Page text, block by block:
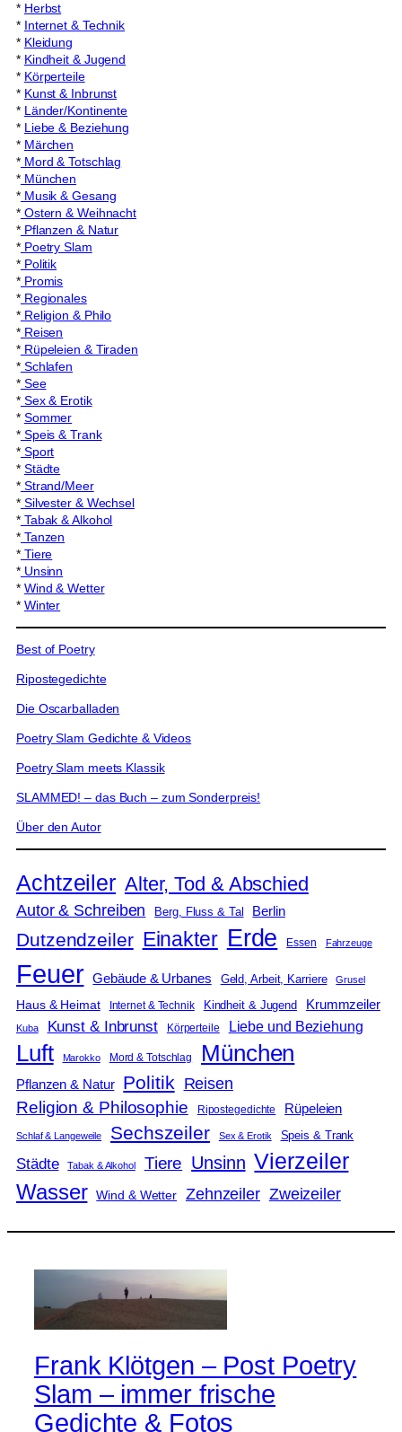
* Herbst
* Internet & Technik
* Kleidung
* Kindheit & Jugend
* Körperteile
* Kunst & Inbrunst
* Länder/Kontinente
* Liebe & Beziehung
* Märchen
*Mord & Totschlag
*München
*Musik & Gesang
*Ostern & Weihnacht
*Pflanzen & Natur
*Poetry Slam
*Politik
*Promis
*Regionales
*Religion & Philo
*Reisen
*Rüpeleien & Tiraden
*Schlafen
*See
*Sex & Erotik
* Sommer
*Speis & Trank
*Sport
* Städte
*Strand/Meer
*Silvester & Wechsel
*Tabak & Alkohol
*Tanzen
*Tiere
*Unsinn
* Wind & Wetter
* Winter
Best of Poetry
Ripostegedichte
Die Oscarballaden
Poetry Slam Gedichte & Videos
Poetry Slam meets Klassik
SLAMMED! – das Buch – zum Sonderpreis!
Über den Autor
Achtzeiler Alter, Tod & Abschied
Autor & Schreiben Berg, Fluss & Tal Berlin
Dutzendzeiler Einakter Erde Essen Fahrzeuge
Feuer Gebäude & Urbanes Geld, Arbeit, Karriere Grusel
Haus & Heimat Internet & Technik Kindheit & Jugend Krummzeiler
Kuba Kunst & Inbrunst Körperteile Liebe und Beziehung
Luft Marokko Mord & Totschlag München
Pflanzen & Natur Politik Reisen
Religion & Philosophie Ripostegedichte Rüpeleien
Schlaf & Langeweile Sechszeiler Sex & Erotik Speis & Trank
Städte Tabak & Alkohol Tiere Unsinn Vierzeiler
Wasser Wind & Wetter Zehnzeiler Zweizeiler
Frank Klötgen – Post Poetry
Slam – immer frische
Gedichte & Fotos